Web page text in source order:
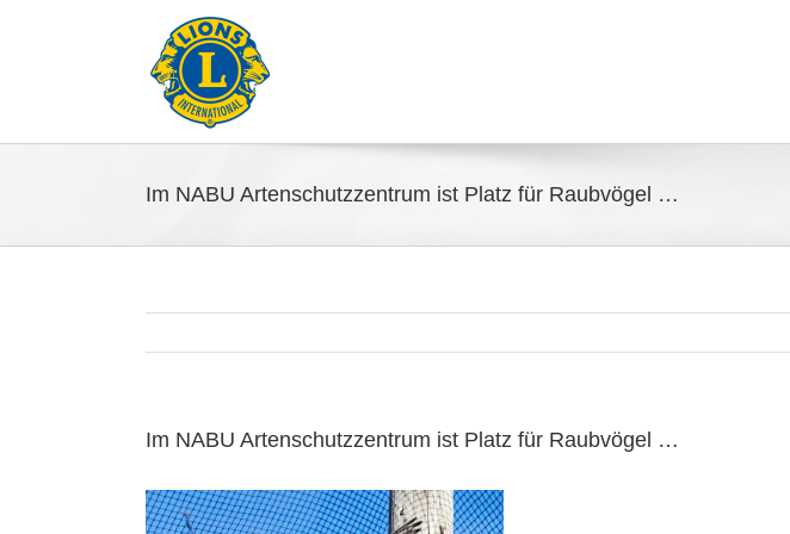
Im NABU Artenschutzzentrum ist Platz für Raubvögel …
Im NABU Artenschutzzentrum ist Platz für Raubvögel …